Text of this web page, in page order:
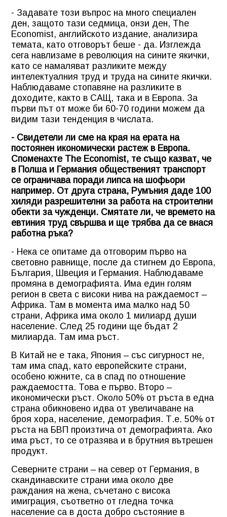
- Задавате този въпрос на много специален
ден, защото тази седмица, онзи ден, The
Economist, английското издание, анализира
темата, като отговорът беше - да. Изглежда
сега навлизаме в революция на сините якички,
като се намаляват разликите между
интелектуалния труд и труда на сините якички.
Наблюдаваме стопавяне на разликите в
доходите, както в САЩ, така и в Европа. За
първи път от може би 60-70 години можем да
видим тази тенденция в числата.
- Свидетели ли сме на края на ерата на
постоянен икономически растеж в Европа.
Споменахте The Economist, те също казват, че
в Полша и Германия общественият транспорт
се ограничава поради липса на шофьори
например. От друга страна, Румъния даде 100
хиляди разрешителни за работа на строителни
обекти за чужденци. Смятате ли, че времето на
евтиния труд свършва и ще трябва да се внася
работна ръка?
- Нека се опитаме да отговорим първо на
световно равнище, после да стигнем до Европа,
България, Швеция и Германия. Наблюдаваме
промяна в демографията. Има един голям
регион в света с високи нива на раждаемост –
Африка. Там в момента има малко над 50
страни, Африка има около 1 милиард души
население. След 25 години ще бъдат 2
милиарда. Там има ръст.
В Китай не е така, Япония – със сигурност не,
там има спад, като европейските страни,
особено южните, са в спад по отношение
раждаемостта. Това е първо. Второ –
икономически ръст. Около 50% от ръста в една
страна обикновено идва от увеличаване на
броя хора, население, демография. Т.е. 50% от
ръста на БВП произтича от демографията. Ако
има ръст, то се отразява и в брутния вътрешен
продукт.
Северните страни – на север от Германия, в
скандинавските страни има около две
раждания на жена, съчетано с висока
имиграция, съответно от гледна точка
население са в доста добро състояние в